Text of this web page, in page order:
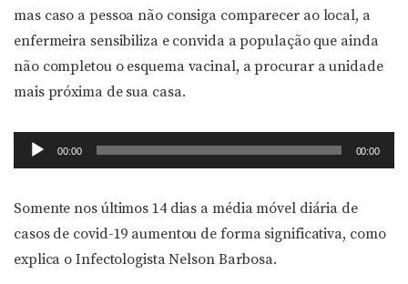
mas caso a pessoa não consiga comparecer ao local, a
enfermeira sensibiliza e convida a população que ainda
não completou o esquema vacinal, a procurar a unidade
mais próxima de sua casa.
Tocador
de
00:00 00:00
Somente nos últimos 14 dias a média móvel diária de
casos de covid-19 aumentou de forma significativa, como
explica o Infectologista Nelson Barbosa.